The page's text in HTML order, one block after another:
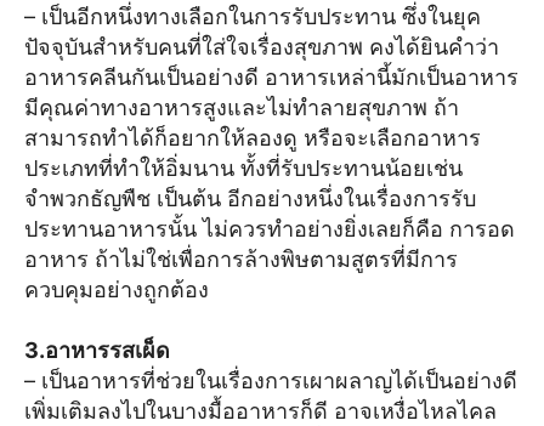
– เป็นอีกหนึ่งทางเลือกในการรับประทาน ซึ่งในยุค
ปัจจุบันสำหรับคนที่ใส่ใจเรื่องสุขภาพ คงได้ยินคำว่า
อาหารคลีนกันเป็นอย่างดี อาหารเหล่านี้มักเป็นอาหาร
มีคุณค่าทางอาหารสูงและไม่ทำลายสุขภาพ ถ้า
สามารถทำได้ก็อยากให้ลองดู หรือจะเลือกอาหาร
ประเภทที่ทำให้อิ่มนาน ทั้งที่รับประทานน้อยเช่น
จำพวกธัญพืช เป็นต้น อีกอย่างหนึ่งในเรื่องการรับ
ประทานอาหารนั้น ไม่ควรทำอย่างยิ่งเลยก็คือ การอด
อาหาร ถ้าไม่ใช่เพื่อการล้างพิษตามสูตรที่มีการ
ควบคุมอย่างถูกต้อง
3.อาหารรสเผ็ด
– เป็นอาหารที่ช่วยในเรื่องการเผาผลาญได้เป็นอย่างดี
เพิ่มเติมลงไปในบางมื้ออาหารก็ดี อาจเหงื่อไหลไคล